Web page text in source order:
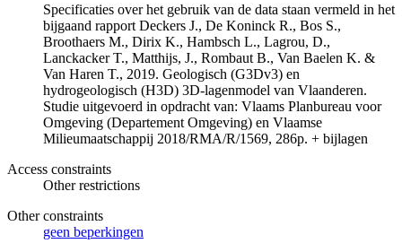
Specificaties over het gebruik van de data staan vermeld in het
bijgaand rapport Deckers J., De Koninck R., Bos S.,
Broothaers M., Dirix K., Hambsch L., Lagrou, D.,
Lanckacker T., Matthijs, J., Rombaut B., Van Baelen K. &
Van Haren T., 2019. Geologisch (G3Dv3) en
hydrogeologisch (H3D) 3D-lagenmodel van Vlaanderen.
Studie uitgevoerd in opdracht van: Vlaams Planbureau voor
Omgeving (Departement Omgeving) en Vlaamse
Milieumaatschappij 2018/RMA/R/1569, 286p. + bijlagen
Access constraints
Other restrictions
Other constraints
geen beperkingen